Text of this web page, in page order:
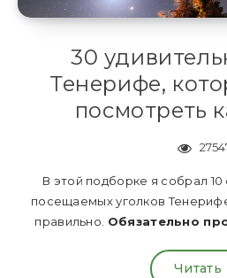
30
Тенерифе,
посмотреть
В этой подборке я собрал
посещаемых уголков
правильно. Обязательно
Читать